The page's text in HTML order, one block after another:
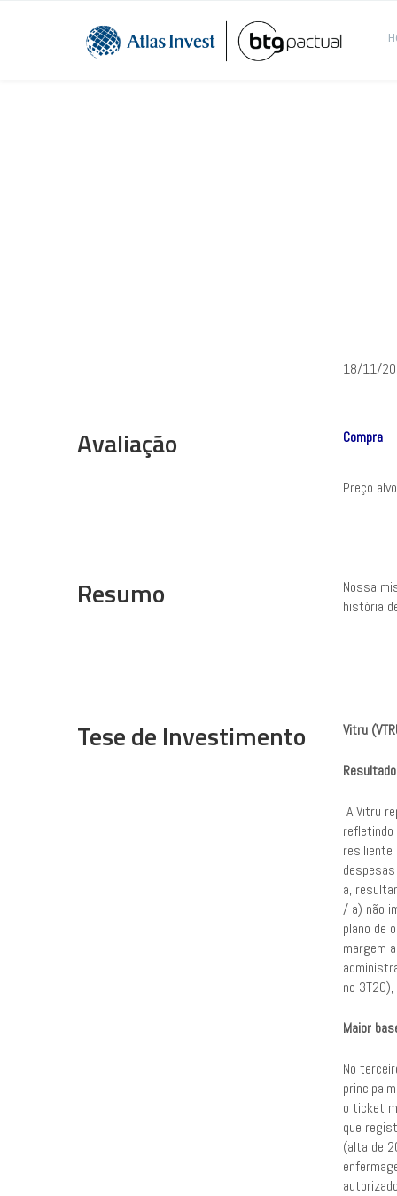
18/11/
Avaliação Compra
Preço
Resumo
Nossa
história
Tese de Investimento Vitru
A Vitru
refletindo
resiliente
a,
/ a) não
plano de
margem
no
Maior
No
o ticket
que
(alta de